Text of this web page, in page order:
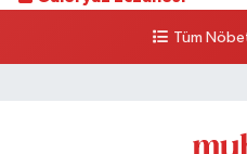
kalaycıbahçe Meydana Doğru
Tüm